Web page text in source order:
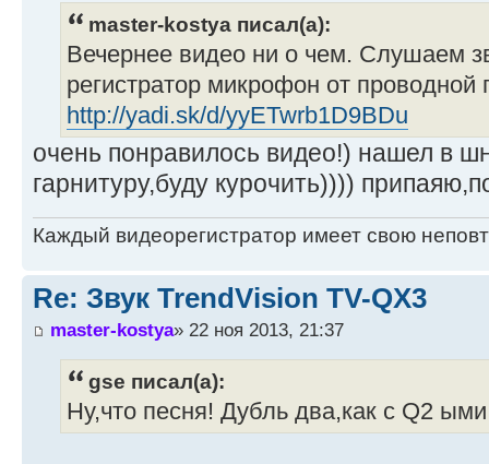
master-kostya писал(а):
Вечернее видео ни о чем. Слушаем
регистратор микрофон от проводной
http://yadi.sk/d/yyETwrb1D9BDu
очень понравилось видео!) нашел в
гарнитуру,буду курочить))))
Каждый видеорегистратор имеет свою
Re: Звук TrendVision TV-QX3
master-kostya» 22 ноя 2013, 21:37
gse писал(а):
Ну,что песня! Дубль два,как с Q2